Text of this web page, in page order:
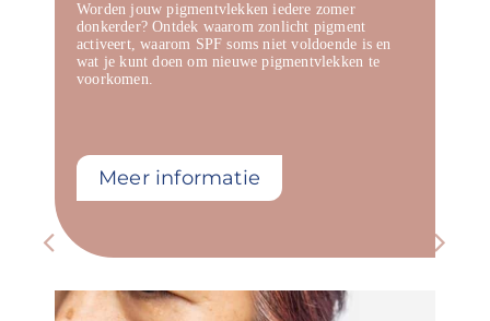
Worden jouw pigmentvlekken iedere zomer
donkerder? Ontdek waarom zonlicht pigment
activeert, waarom SPF soms niet voldoende is en
wat je kunt doen om nieuwe pigmentvlekken te
voorkomen.
Meer informatie